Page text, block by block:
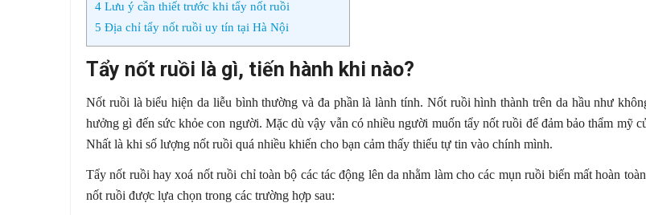
4 Lưu ý cần thiết trước khi tẩy nốt ruồi
5 Địa chỉ tẩy nốt ruồi uy tín tại Hà Nội
Tẩy nốt ruồi là gì, tiến hành khi nào?
Nốt ruồi là biểu hiện da liễu bình thường và đa phần là lành tính. Nốt ruồi hình thành trên da hầu như
hưởng gì đến sức khỏe con người. Mặc dù vậy vẫn có nhiều người muốn tẩy nốt ruồi để đảm bảo thẩm mỹ
Nhất là khi số lượng nốt ruồi quá nhiều khiến cho bạn cảm thấy thiếu tự tin vào chính mình.
Tẩy nốt ruồi hay xoá nốt ruồi chỉ toàn bộ các tác động lên da nhằm làm cho các mụn ruồi biến mất hoàn
nốt ruồi được lựa chọn trong các trường hợp sau: